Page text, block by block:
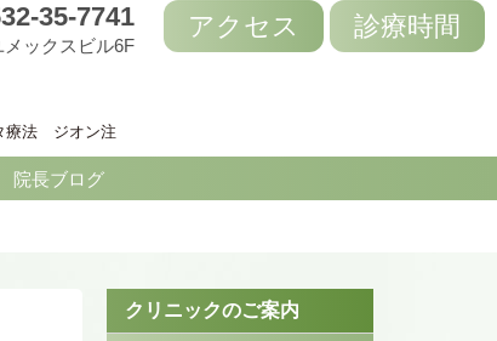
35-7741
ックスビル6F
アクセス 診療時間
療法 ジオン注
院長ブログ
クリニックのご案内